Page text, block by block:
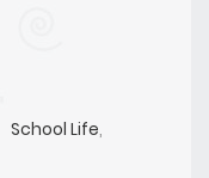
School Life,